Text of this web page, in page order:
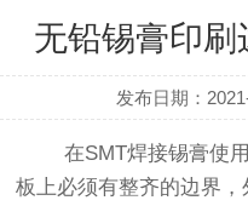
无铅锡膏印刷
发布日期：
在SMT焊接锡膏使用
板上必须有整齐的边界